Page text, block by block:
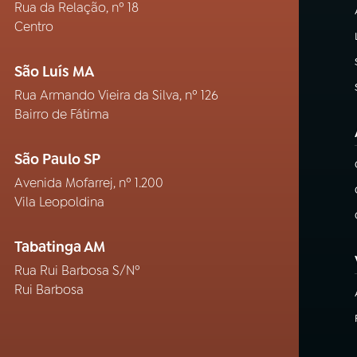
Rua da Relação, nº 18
Centro
São Luís MA
Rua Armando Vieira da Silva, nº 126
Bairro de Fátima
São Paulo SP
Avenida Mofarrej, nº 1.200
Vila Leopoldina
Tabatinga AM
Rua Rui Barbosa S/Nº
Rui Barbosa